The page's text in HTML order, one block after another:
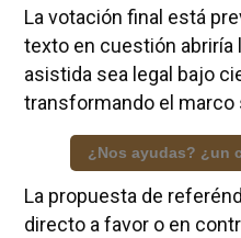
La votación final está
texto en cuestión abriría
asistida sea legal bajo
transformando el marco
¿Nos ayudas? ¿un
La propuesta de
directo a favor o en